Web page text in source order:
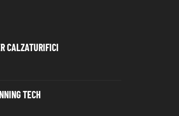
CALZATURIFICI
TECH